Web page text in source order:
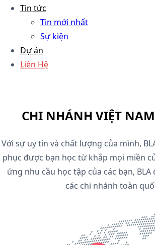
Tin tức
Tin mới nhất
Sự kiện
Dự án
Liên Hệ
CHI NHÁNH VIỆT
Với sự uy tín và chất lượng của mình,
phục được bạn học từ khắp mọi miền
ứng nhu cầu học tập của các bạn,
các chi nhánh toàn